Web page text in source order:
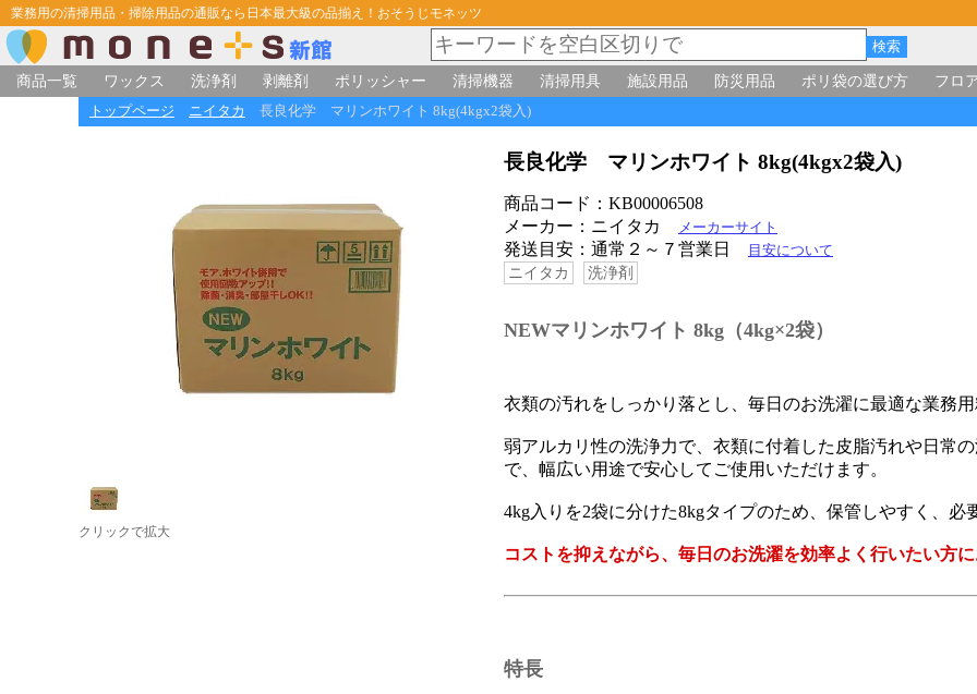
業務用の清掃用品・掃除用品の通販なら日本最大級の品揃え！おそうじモネッツ
商品一覧 ワックス 洗浄剤 剥離剤 ポリッシャー 清掃機器 清掃用具 施設用品 防災用品 ポリ袋の選び方 フロ
トップページ ニイタカ 長良化学 マリンホワイト 8kg(4kgx2袋入)
クリックで拡大
長良化学 マリンホワイト 8kg(4kgx2袋入)
商品コード：KB00006508
メーカー：ニイタカ
メーカーサイト
発送目安：通常２～７営業日 目安について
ニイタカ 洗浄剤
NEWマリンホワイト 8kg（4kg×2袋）
衣類の汚れをしっかり落とし、毎日のお洗濯に最適な業務
弱アルカリ性の洗浄力で、衣類に付着した皮脂汚れや日常
で、幅広い用途で安心してご使用いただけます。
4kg入りを2袋に分けた8kgタイプのため、保管しやすく、
コストを抑えながら、毎日のお洗濯を効率よく行いたい方
特長